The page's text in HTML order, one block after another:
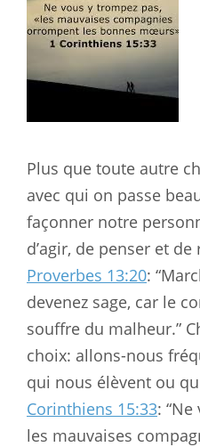
Plus que toute autre
avec qui on passe
façonner notre
d’agir, de penser et
Proverbes 13:20:
devenez sage, car le
souffre du malheur.”
choix: allons-nous
qui nous élèvent ou
Corinthiens 15:33:
les mauvaises